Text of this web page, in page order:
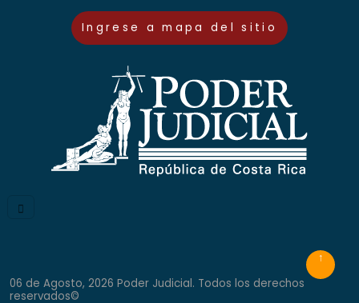
Ingrese a mapa del sitio
06 de Agosto, 2026 Poder Judicial. Todos los derechos
reservados©